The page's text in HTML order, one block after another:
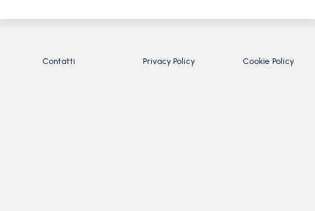
Contatti Privacy Policy Cookie Policy